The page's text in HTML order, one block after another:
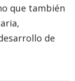
que también
de